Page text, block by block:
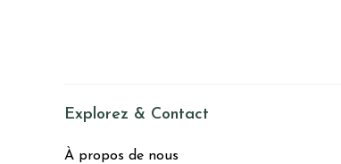
Explorez & Contact
À propos de nous